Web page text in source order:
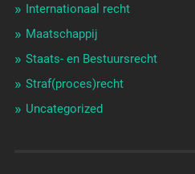
Internationaal recht
Maatschappij
Staats- en Bestuursrecht
Straf(proces)recht
Uncategorized